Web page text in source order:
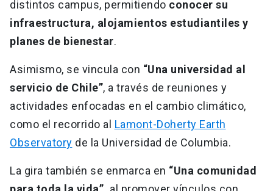
distintos campus, permitiendo conocer su
infraestructura, alojamientos estudiantiles y
planes de bienestar.
Asimismo, se vincula con “Una universidad al
servicio de Chile”, a través de reuniones y
actividades enfocadas en el cambio climático,
como el recorrido al Lamont-Doherty Earth
Observatory de la Universidad de Columbia.
La gira también se enmarca en “Una comunidad